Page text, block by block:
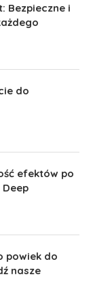
Bezpieczne i
do
efektów po
Deep
powiek do
nasze